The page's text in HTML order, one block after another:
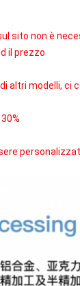
sito non è
il prezzo
altri modelli, ci